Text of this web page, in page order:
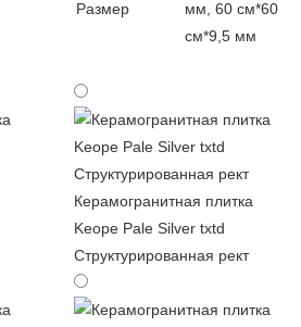
Размер
мм, 60 см*60
см*9,5 мм
Керамогранитная плитка
Keope Pale Silver txtd
Структурированная рект